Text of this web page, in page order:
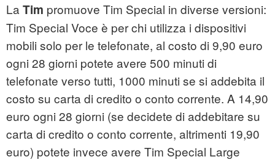
La Tim promuove Tim Special in diverse versioni:
Tim Special Voce è per chi utilizza i dispositivi
mobili solo per le telefonate, al costo di 9,90 euro
ogni 28 giorni potete avere 500 minuti di
telefonate verso tutti, 1000 minuti se si addebita il
costo su carta di credito o conto corrente. A 14,90
euro ogni 28 giorni (se decidete di addebitare su
carta di credito o conto corrente, altrimenti 19,90
euro) potete invece avere Tim Special Large